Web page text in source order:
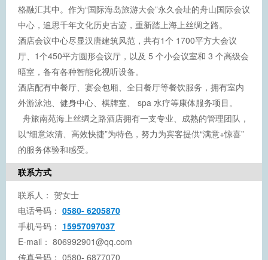
格融汇其中。作为“国际海岛旅游大会”永久会址的舟山国际会议
中心，追思千年文化历史古迹，重新踏上海上丝绸之路。
酒店会议中心尽显汉唐建筑风范，共有1个 1700平方大会议
厅、1个450平方圆形会议厅，以及 5 个小会议室和 3 个高级会
晤室，备有各种智能化视听设备。
酒店配有中餐厅、宴会包厢、全日餐厅等餐饮服务，拥有室内
外游泳池、健身中心、棋牌室、 spa 水疗等康体服务项目。
舟旅南苑海上丝绸之路酒店拥有一支专业、成熟的管理团队，
以“细意浓清、高效快捷”为特色，努力为宾客提供“满意+惊喜”
的服务体验和感受。
联系方式
联系人： 贺女士
电话号码： 0580- 6205870
手机号码： 15957097037
E-mail： 806992901@qq.com
传真号码： 0580- 6877070